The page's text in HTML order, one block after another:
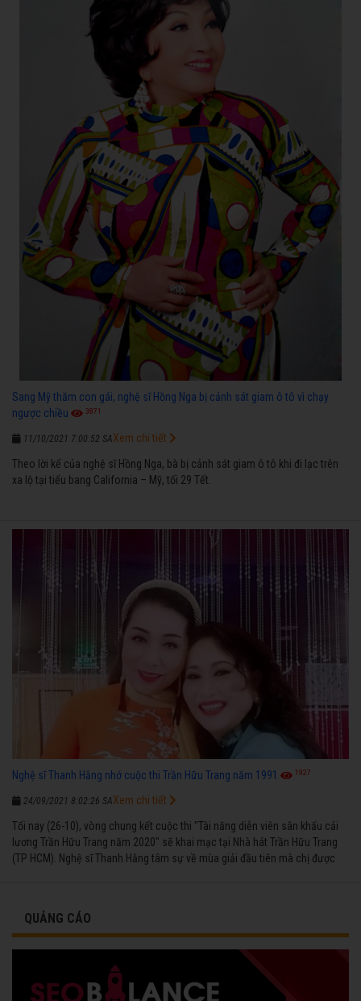
Sang Mỹ thăm con gái, nghệ sĩ Hồng Nga bị cảnh sát giam ô tô vì chạy
ngược chiều
3871
11/10/2021 7:00:52 SA
Theo lời kể của nghệ sĩ Hồng Nga, bà bị cảnh sát giam ô tô khi đi lạc trên
xa lộ tại tiểu bang California – Mỹ, tối 29 Tết.
Xem chi tiết
Nghệ sĩ Thanh Hằng nhớ cuộc thi Trần Hữu Trang năm 1991 1927
24/09/2021 8:02:26 SA
Tối nay (26-10), vòng chung kết cuộc thi "Tài năng diễn viên sân khấu cải
lương Trần Hữu Trang năm 2020" sẽ khai mạc tại Nhà hát Trần Hữu Trang
(TP HCM). Nghệ sĩ Thanh Hằng tâm sự về mùa giải đầu tiên mà chị được
Xem chi tiết
QUẢNG CÁO